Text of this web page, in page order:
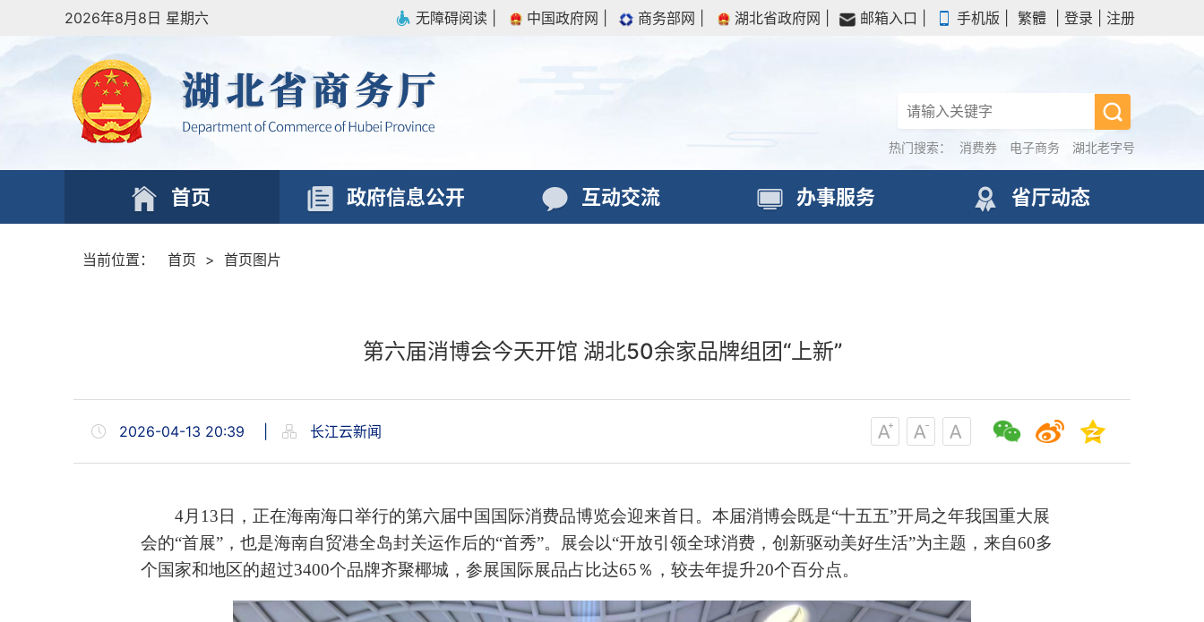
2026年8月8日 星期六 无障碍阅读 中国政府网 商务部网 湖北省政府网 邮箱入口 手机版 繁體 登录 注册
热门搜索： 消费券 电子商务 湖北老字号
首页 政府信息公开 互动交流 办事服务 省厅动态
当前位置： 首页 > 首页图片
第六届消博会今天开馆 湖北50余家品牌组团“上新”
2026-04-13 20:39 长江云新闻
4月13日，正在海南海口举行的第六届中国国际消费品博览会迎来首日。本届消博会既是“十五五”开局之年我国重大展
会的“首展”，也是海南自贸港全岛封关运作后的“首秀”。展会以“开放引领全球消费，创新驱动美好生活”为主题，来自60多
个国家和地区的超过3400个品牌齐聚椰城，参展国际展品占比达65％，较去年提升20个百分点。